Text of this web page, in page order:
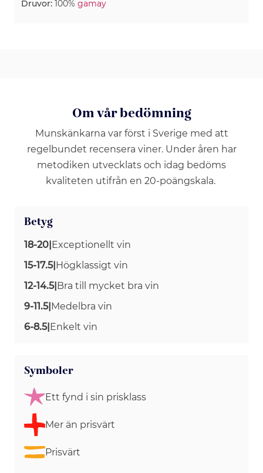
Druvor: 100% gamay
Om vår bedömning
Munskänkarna var först i Sverige med att
regelbundet recensera viner. Under åren har
metodiken utvecklats och idag bedöms
kvaliteten utifrån en 20-poängskala.
Betyg
18-20|Exceptionellt vin
15-17.5|Högklassigt vin
12-14.5|Bra till mycket bra vin
9-11.5|Medelbra vin
6-8.5|Enkelt vin
Symboler
Ett fynd i sin prisklass
Mer än prisvärt
Prisvärt